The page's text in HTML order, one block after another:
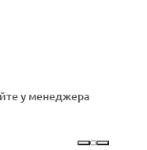
у менеджера